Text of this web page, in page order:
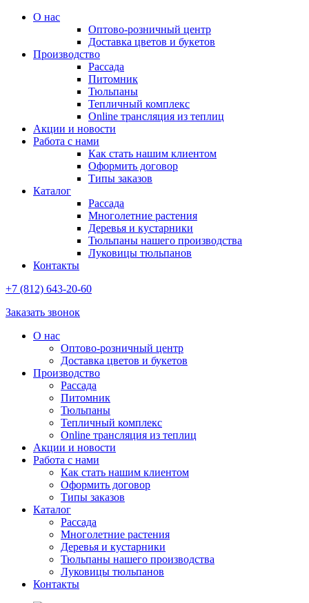
О нас
Оптово-розничный центр
Доставка цветов и букетов
Производство
Рассада
Питомник
Тюльпаны
Тепличный комплекс
Online трансляция из теплиц
Акции и новости
Работа с нами
Как стать нашим клиентом
Оформить договор
Типы заказов
Каталог
Рассада
Многолетние растения
Деревья и кустарники
Тюльпаны нашего производства
Луковицы тюльпанов
Контакты
+7 (812) 643-20-60
Заказать звонок
О нас
Оптово-розничный центр
Доставка цветов и букетов
Производство
Рассада
Питомник
Тюльпаны
Тепличный комплекс
Online трансляция из теплиц
Акции и новости
Работа с нами
Как стать нашим клиентом
Оформить договор
Типы заказов
Каталог
Рассада
Многолетние растения
Деревья и кустарники
Тюльпаны нашего производства
Луковицы тюльпанов
Контакты